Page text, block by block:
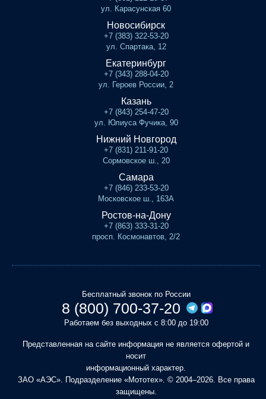
ул. Карасунская 60
Новосибирск
+7 (383) 322-53-20
ул. Спартака, 12
Екатеринбург
+7 (343) 288-04-20
ул. Героев России, 2
Казань
+7 (843) 254-47-20
ул. Юлиуса Фучика, 90
Нижний Новгород
+7 (831) 211-91-20
Сормовское ш., 20
Самара
+7 (846) 233-53-20
Московское ш., 163А
Ростов-на-Дону
+7 (863) 333-31-20
просп. Космонавтов, 2/2
Бесплатный звонок по России
8 (800) 700-37-20
Работаем без выходных с 8:00 до 19:00
Представленная на сайте информация не является офертой и
носит
информационный характер.
ЗАО «АЭС». Подразделение «Мототех». © 2004–2026. Все права
защищены.